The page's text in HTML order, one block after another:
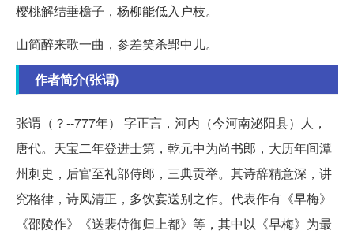
樱桃解结垂檐子，杨柳能低入户枝。
山简醉来歌一曲，参差笑杀郢中儿。
作者简介(张谓)
张谓（？--777年） 字正言，河内（今河南泌阳县）人，
唐代。天宝二年登进士第，乾元中为尚书郎，大历年间潭
州刺史，后官至礼部侍郎，三典贡举。其诗辞精意深，讲
究格律，诗风清正，多饮宴送别之作。代表作有《早梅》
《邵陵作》《送裴侍御归上都》等，其中以《早梅》为最